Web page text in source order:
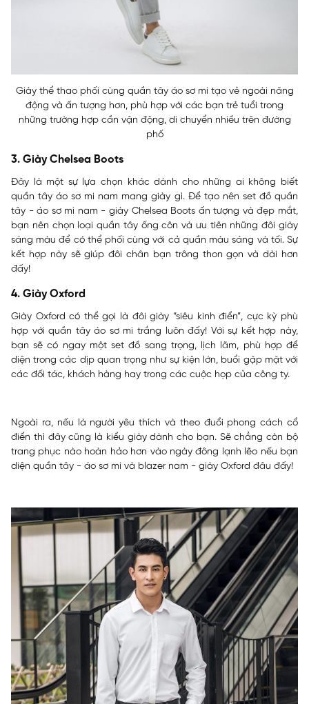
Giày thể thao phối cùng quần tây áo sơ mi tạo vẻ ngoài năng
động và ấn tượng hơn, phù hợp với các bạn trẻ tuổi trong
những trường hợp cần vận động, di chuyển nhiều trên đường
phố
3. Giày Chelsea Boots
Đây là một sự lựa chọn khác dành cho những ai không biết
quần tây áo sơ mi nam mang giày gì. Để tạo nên set đồ quần
tây - áo sơ mi nam - giày Chelsea Boots ấn tượng và đẹp mắt,
bạn nên chọn loại quần tây ống côn và ưu tiên những đôi giày
sáng màu để có thể phối cùng với cả quần màu sáng và tối. Sự
kết hợp này sẽ giúp đôi chân bạn trông thon gọn và dài hơn
đấy!
4. Giày Oxford
Giày Oxford có thể gọi là đôi giày “siêu kinh điển”, cực kỳ phù
hợp với quần tây áo sơ mi trắng luôn đấy! Với sự kết hợp này,
bạn sẽ có ngay một set đồ sang trọng, lịch lãm, phù hợp để
diện trong các dịp quan trọng như sự kiện lớn, buổi gặp mặt với
các đối tác, khách hàng hay trong các cuộc họp của công ty.
Ngoài ra, nếu là người yêu thích và theo đuổi phong cách cổ
điển thì đây cũng là kiểu giày dành cho bạn. Sẽ chẳng còn bộ
trang phục nào hoàn hảo hơn vào ngày đông lạnh lẽo nếu bạn
diện quần tây - áo sơ mi và blazer nam - giày Oxford đâu đấy!